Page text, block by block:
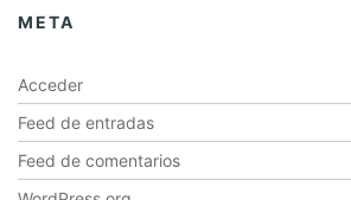
META
Acceder
Feed de entradas
Feed de comentarios